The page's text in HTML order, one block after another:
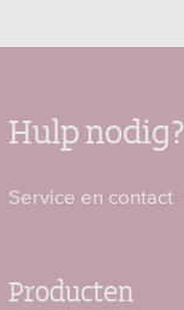
Hulp nodig?
Service en contact
Producten